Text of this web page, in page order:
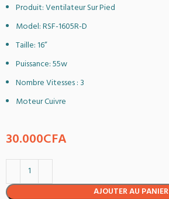
Produit: Ventilateur Sur Pied
Model: RSF-1605R-D
Taille: 16”
Puissance: 55w
Nombre Vitesses : 3
Moteur Cuivre
30.000CFA
AJOUTER AU PANIER